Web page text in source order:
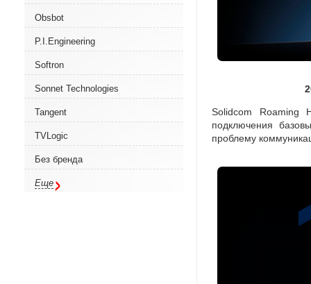
Obsbot
P.I.Engineering
Softron
Sonnet Technologies
Tangent
TVLogic
Без бренда
Еще
Solidcom Roaming
подключения
проблему